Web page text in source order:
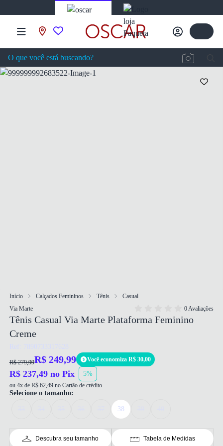
Início Calçados Femininos Tênis
Casual
Via Marte
0 Avaliações
Tênis Casual Via Marte Plataforma Feminino
Creme
Ref: 7890733317628
R$ 279,99R$ 249,99 Você economiza R$ 30,00
R$ 237,49 no Pix 5%
ou 4x de R$ 62,49 no Cartão de crédito
Selecione o tamanho:
38
Descubra seu tamanho Tabela de Medidas